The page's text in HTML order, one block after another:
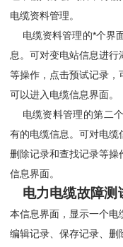
电缆资料管理。
电缆资料管理的*个界
息。可对变电站信息进
等操作，点击预试记录，
可以进入电缆信息界面。
电缆资料管理的第二
有的电缆信息。可对电缆
删除记录和查找记录等操
信息界面。
电力电缆故障测
本信息界面，显示一个电
编辑记录、保存记录、